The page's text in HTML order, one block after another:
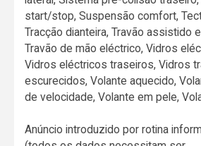
start/stop, Suspensão comfort,
Tracção dianteira, Travão assistido
Travão de mão eléctrico, Vidros
Vidros eléctricos traseiros, Vidros
escurecidos, Volante aquecido,
de velocidade, Volante em pele,
Anúncio introduzido por rotina